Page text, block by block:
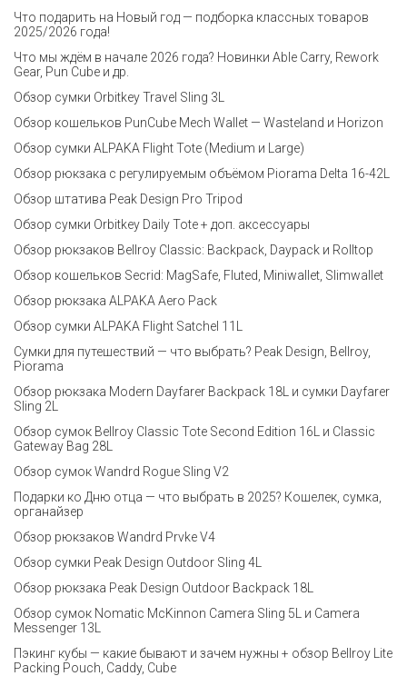
Что подарить на Новый год — подборка классных товаров
2025/2026 года!
Что мы ждём в начале 2026 года? Новинки Able Carry, Rework
Gear, Pun Cube и др.
Обзор сумки Orbitkey Travel Sling 3L
Обзор кошельков PunCube Mech Wallet — Wasteland и Horizon
Обзор сумки ALPAKA Flight Tote (Medium и Large)
Обзор рюкзака с регулируемым объёмом Piorama Delta 16-42L
Обзор штатива Peak Design Pro Tripod
Обзор сумки Orbitkey Daily Tote + доп. аксессуары
Обзор рюкзаков Bellroy Classic: Backpack, Daypack и Rolltop
Обзор кошельков Secrid: MagSafe, Fluted, Miniwallet, Slimwallet
Обзор рюкзака ALPAKA Aero Pack
Обзор сумки ALPAKA Flight Satchel 11L
Сумки для путешествий — что выбрать? Peak Design, Bellroy,
Piorama
Обзор рюкзака Modern Dayfarer Backpack 18L и сумки Dayfarer
Sling 2L
Обзор сумок Bellroy Classic Tote Second Edition 16L и Classic
Gateway Bag 28L
Обзор сумок Wandrd Rogue Sling V2
Подарки ко Дню отца — что выбрать в 2025? Кошелек, сумка,
органайзер
Обзор рюкзаков Wandrd Prvke V4
Обзор сумки Peak Design Outdoor Sling 4L
Обзор рюкзака Peak Design Outdoor Backpack 18L
Обзор сумок Nomatic McKinnon Camera Sling 5L и Camera
Messenger 13L
Пэкинг кубы — какие бывают и зачем нужны + обзор Bellroy Lite
Packing Pouch, Caddy, Cube